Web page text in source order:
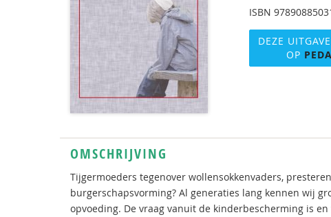
ISBN
DEZE
OP
OMSCHRIJVING
Tijgermoeders tegenover wollensokkenvaders,
burgerschapsvorming? Al generaties lang kennen wij
opvoeding. De vraag vanuit de kinderbescherming is